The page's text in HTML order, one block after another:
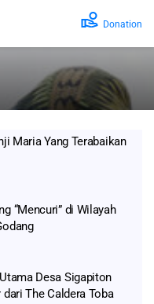
Donation
Maria Yang Terabaikan
“Mencuri” di Wilayah
Desa Sigapiton
The Caldera Toba